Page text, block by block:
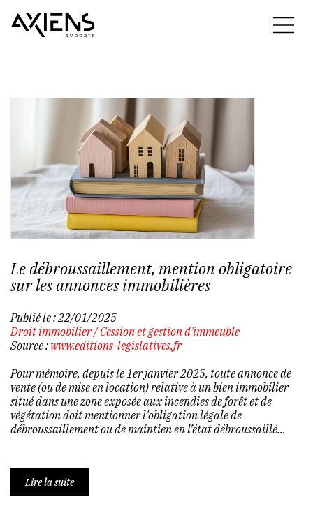
Le débroussaillement, mention obligatoire
sur les annonces immobilières
Publié le :22/01/2025
Droit immobilier/Cession et gestion d'immeuble
Source : www.editions-legislatives.fr
Pour mémoire, depuis le 1er janvier 2025, toute annonce de
vente (ou de mise en location) relative à un bien immobilier
situé dans une zone exposée aux incendies de forêt et de
végétation doit mentionner l'obligation légale de
débroussaillement ou de maintien en l’état débroussaillé...
Lire la suite